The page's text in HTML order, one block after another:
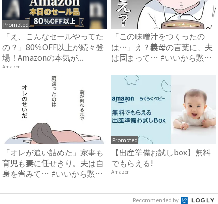
Promoted
「え、こんなセールやってた
の？」80％OFF以上が続々登
場！Amazonの本気が...
Amazon
「この味噌汁をつくったの
は…」え？義母の言葉に、夫
は固まって… #いいから黙っ
「オレが追い詰めた」家事も
育児も妻に任せきり。夫は自
身を省みて… #いいから黙
Promoted
【出産準備お試しbox】無料
でもらえる!
Amazon
Recommended by